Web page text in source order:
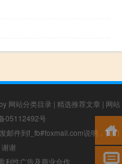
网站分类目录 | 精选推荐文章 | 网站
05112492号
邮件到f_fb#foxmail.com说明，我们
谢
利性广告及商业合作